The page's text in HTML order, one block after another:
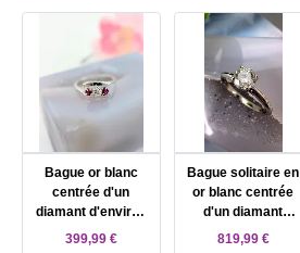
Bague or blanc
centrée d'un
diamant d'environ
0,12ct epaulé de
399,99 €
Bague solitaire en
or blanc centrée
d'un diamant
d'environ 0,50ct Or
819,99 €